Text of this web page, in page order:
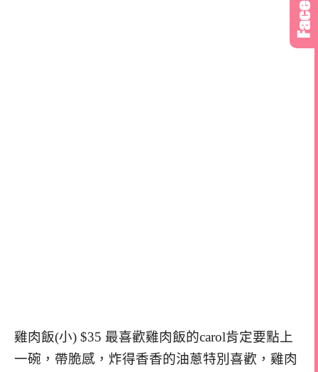
雞肉飯(小) $35 最喜歡雞肉飯的carol肯定要點上
一碗，帶脆感，炸得香香的油蔥特別喜歡，雞肉